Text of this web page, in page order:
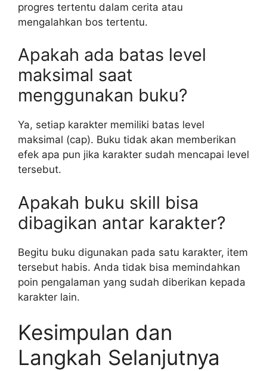
progres tertentu dalam cerita atau
mengalahkan bos tertentu.
Apakah ada batas level
maksimal saat
menggunakan buku?
Ya, setiap karakter memiliki batas level
maksimal (cap). Buku tidak akan memberikan
efek apa pun jika karakter sudah mencapai level
tersebut.
Apakah buku skill bisa
dibagikan antar karakter?
Begitu buku digunakan pada satu karakter, item
tersebut habis. Anda tidak bisa memindahkan
poin pengalaman yang sudah diberikan kepada
karakter lain.
Kesimpulan dan
Langkah Selanjutnya